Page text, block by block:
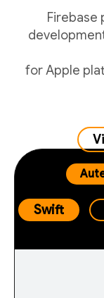
Firebase
for Apple